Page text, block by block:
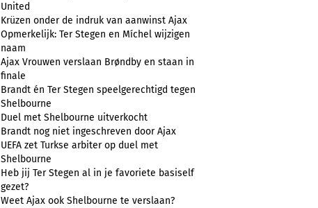
United
Krüzen onder de indruk van aanwinst Ajax
Opmerkelijk: Ter Stegen en Míchel wijzigen
naam
Ajax Vrouwen verslaan Brøndby en staan in
finale
Brandt én Ter Stegen speelgerechtigd tegen
Shelbourne
Duel met Shelbourne uitverkocht
Brandt nog niet ingeschreven door Ajax
UEFA zet Turkse arbiter op duel met
Shelbourne
Heb jij Ter Stegen al in je favoriete basiself
gezet?
Weet Ajax ook Shelbourne te verslaan?